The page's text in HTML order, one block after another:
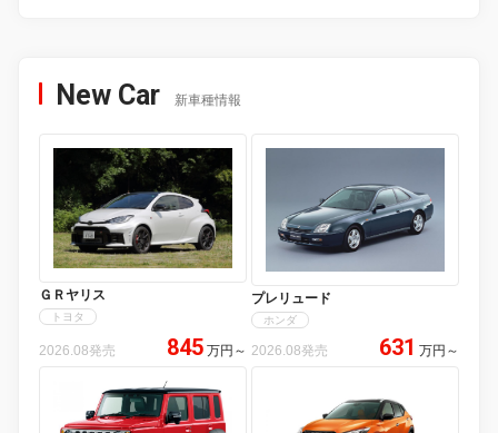
New Car 新車種情報
ＧＲヤリス
トヨタ
2026.08発売 845 万円 ～
プレリュード
ホンダ
2026.08発売 631 万円 ～